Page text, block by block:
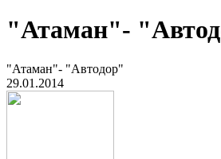
"Атаман"-
"Атаман"- "Автодор"
29.01.2014